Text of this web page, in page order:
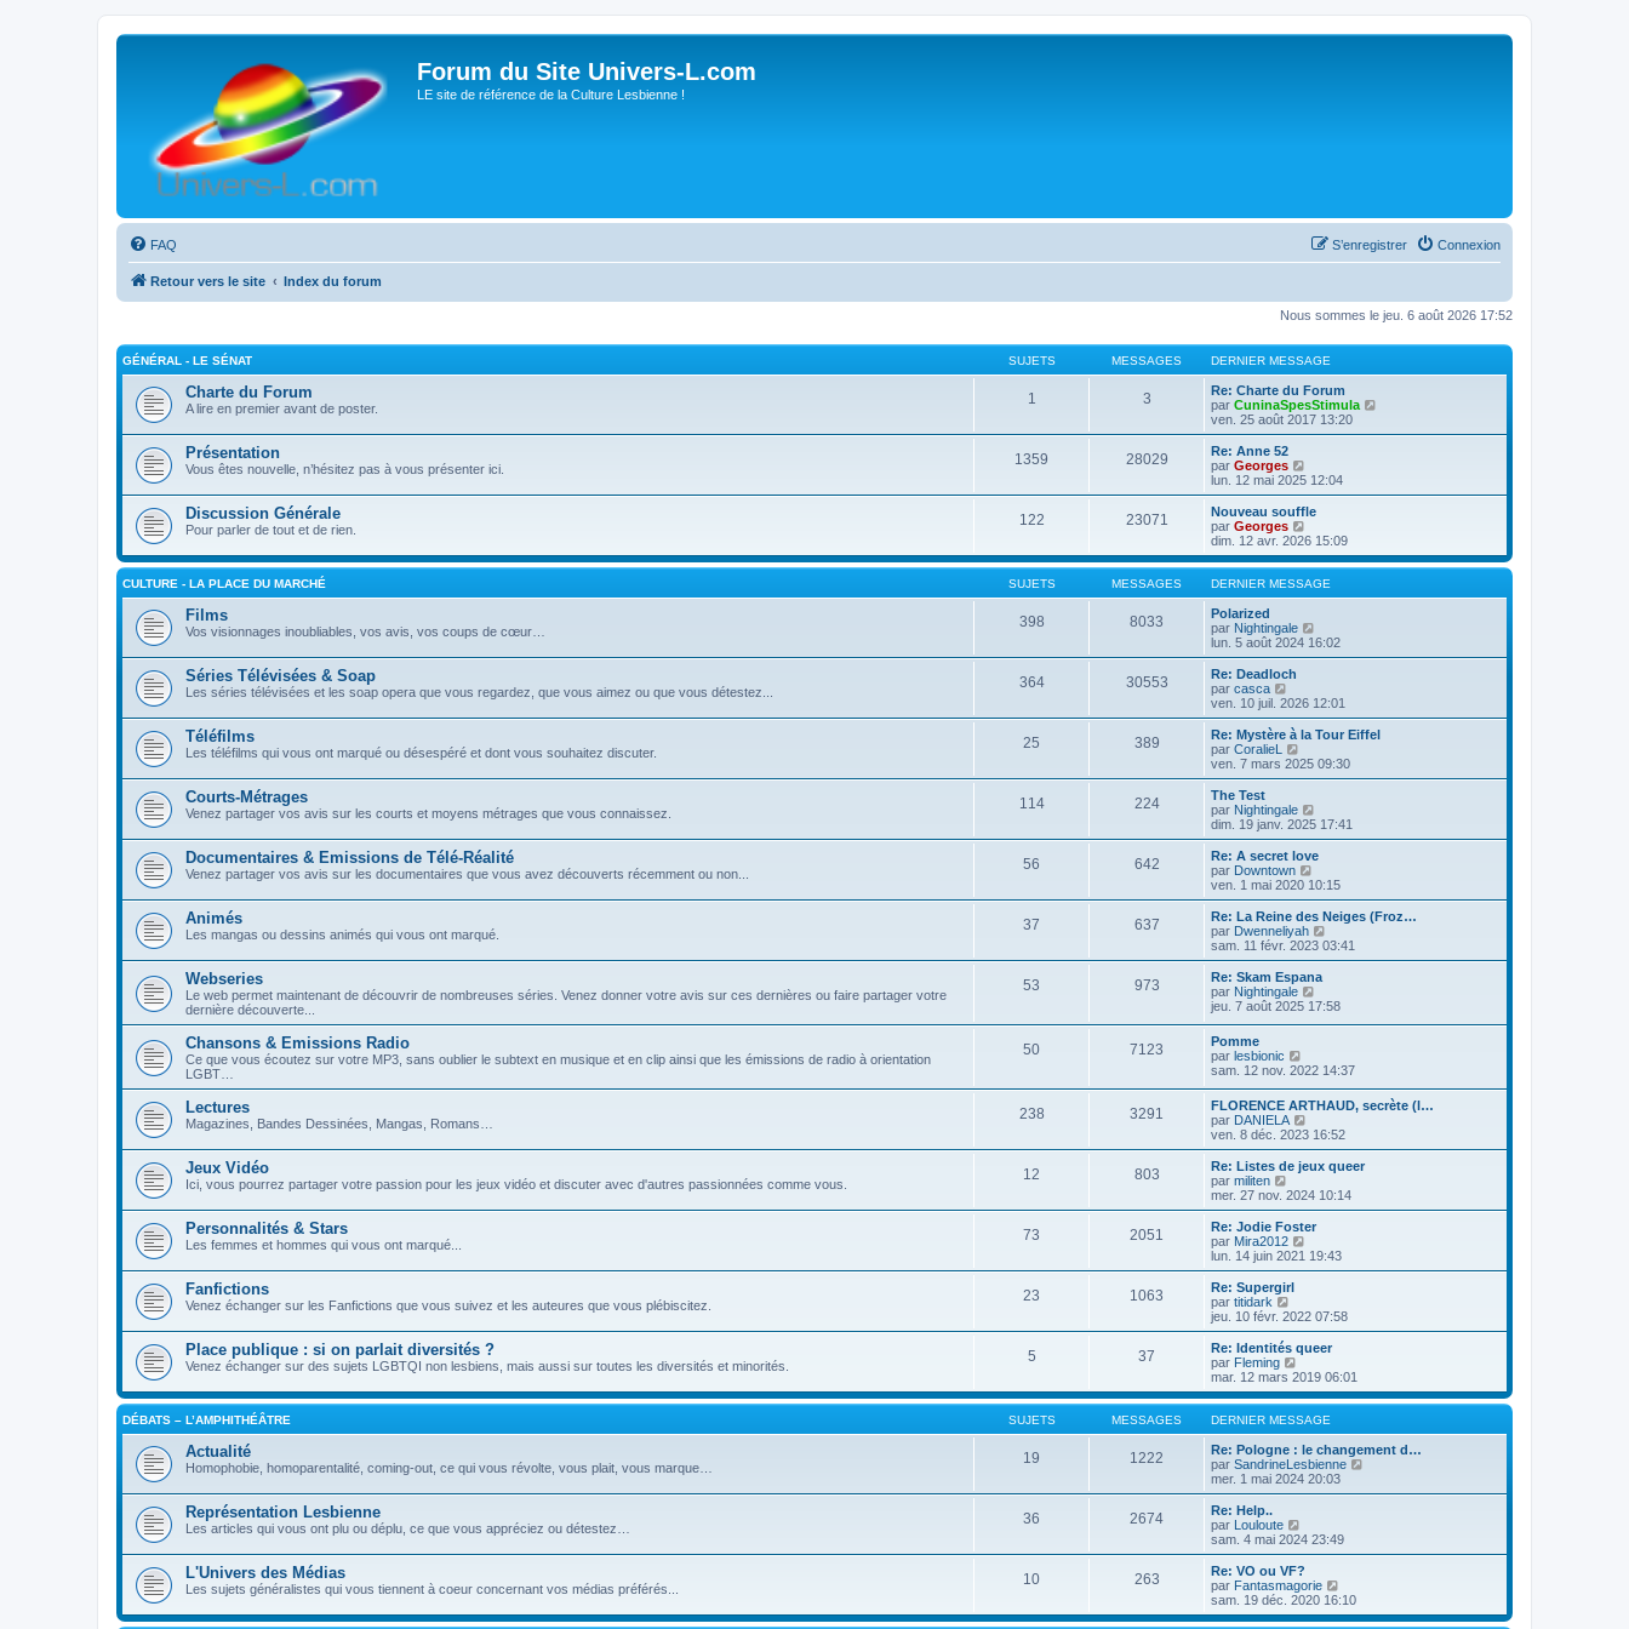
Forum du Site Univers-L.com
LE site de référence de la Culture Lesbienne !
FAQ Connexion
S’enregistrer
Retour vers le site Index du forum
Nous sommes le jeu. 6 août 2026 17:52
GÉNÉRAL - LE SÉNAT SUJETS MESSAGES DERNIER MESSAGE
Charte du Forum
A lire en premier avant de poster.
1 3
Re: Charte du Forum
par CuninaSpesStimula
i
e
ven. 25 août 2017 13:20
Présentation
Vous êtes nouvelle, n’hésitez pas à vous présenter ici.
1359 28029
Re: Anne 52
par Georges
o
i
r
e
e
r
n
e
r
s
a
e
lun. 12 mai 2025 12:04
Discussion Générale
Pour parler de tout et de rien.
122 23071
Nouveau souffle
par Georges
o
i
r
l
e
e
r
n
r
s
s
a
dim. 12 avr. 2026 15:09
CULTURE - LA PLACE DU MARCHÉ SUJETS MESSAGES DERNIER MESSAGE
Films
Vos visionnages inoubliables, vos avis, vos coups de cœur…
398 8033
Polarized
par Nightingale
o
i
e
e
r
n
e
s
s
g
e
lun. 5 août 2024 16:02
Séries Télévisées & Soap
Les séries télévisées et les soap opera que vous regardez, que vous aimez ou que vous détestez...
364 30553
Re: Deadloch
par casca
o
i
r
l
e
r
n
i
r
m
e
s
s
a
g
e
ven. 10 juil. 2026 12:01
Téléfilms
Les téléfilms qui vous ont marqué ou désespéré et dont vous souhaitez discuter.
25 389
Re: Mystère à la Tour Eiffel
par CoralieL
o
i
e
r
n
i
r
m
e
s
s
a
g
e
ven. 7 mars 2025 09:30
Courts-Métrages
Venez partager vos avis sur les courts et moyens métrages que vous connaissez.
114 224
The Test
par Nightingale
o
i
r
e
e
r
n
i
r
e
s
g
dim. 19 janv. 2025 17:41
Documentaires & Emissions de Télé-Réalité
Venez partager vos avis sur les documentaires que vous avez découverts récemment ou non...
56 642
Re: A secret love
par Downtown
o
i
r
l
e
r
n
i
e
e
s
s
g
ven. 1 mai 2020 10:15
Animés
Les mangas ou dessins animés qui vous ont marqué.
37 637
Re: La Reine des Neiges (Froz…
par Dwenneliyah
o
i
e
e
i
e
r
e
s
s
a
g
sam. 11 févr. 2023 03:41
Webseries
Le web permet maintenant de découvrir de nombreuses séries. Venez donner votre avis sur ces dernières ou faire partager votre
dernière découverte...
53 973
Re: Skam Espana
par Nightingale
o
e
d
e
r
i
e
r
e
s
s
g
jeu. 7 août 2025 17:58
Chansons & Emissions Radio
Ce que vous écoutez sur votre MP3, sans oublier le subtext en musique et en clip ainsi que les émissions de radio à orientation
LGBT…
50 7123
Pomme
par lesbionic
o
r
l
e
d
e
r
i
e
r
m
e
s
g
e
sam. 12 nov. 2022 14:37
Lectures
Magazines, Bandes Dessinées, Mangas, Romans…
238 3291
FLORENCE ARTHAUD, secrète (l…
par DANIELA
o
i
r
e
r
n
e
s
s
g
e
ven. 8 déc. 2023 16:52
Jeux Vidéo
Ici, vous pourrez partager votre passion pour les jeux vidéo et discuter avec d'autres passionnées comme vous.
12 803
Re: Listes de jeux queer
par militen
o
i
r
l
e
e
r
n
i
r
m
e
s
a
e
mer. 27 nov. 2024 10:14
Personnalités & Stars
Les femmes et hommes qui vous ont marqué...
73 2051
Re: Jodie Foster
par Mira2012
o
i
e
r
n
i
e
r
m
s
s
a
lun. 14 juin 2021 19:43
Fanfictions
Venez échanger sur les Fanfictions que vous suivez et les auteures que vous plébiscitez.
23 1063
Re: Supergirl
par titidark
o
i
r
l
e
e
r
n
e
r
s
s
a
e
jeu. 10 févr. 2022 07:58
Place publique : si on parlait diversités ?
Venez échanger sur des sujets LGBTQI non lesbiens, mais aussi sur toutes les diversités et minorités.
5 37
Re: Identités queer
par Fleming
o
i
r
l
e
d
e
r
n
e
r
e
s
s
a
g
mar. 12 mars 2019 06:01
DÉBATS – L’AMPHITHÉÂTRE SUJETS MESSAGES DERNIER MESSAGE
Actualité
Homophobie, homoparentalité, coming-out, ce qui vous révolte, vous plait, vous marque…
19 1222
Re: Pologne : le changement d…
par SandrineLesbienne
i
e
mer. 1 mai 2024 20:03
Représentation Lesbienne
Les articles qui vous ont plu ou déplu, ce que vous appréciez ou détestez…
36 2674
Re: Help..
par Louloute
o
i
r
l
e
e
sam. 4 mai 2024 23:49
L'Univers des Médias
Les sujets généralistes qui vous tiennent à coeur concernant vos médias préférés...
10 263
Re: VO ou VF?
par Fantasmagorie
o
i
sam. 19 déc. 2020 16:10